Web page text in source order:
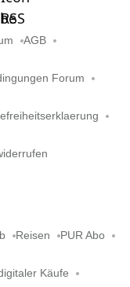
AGB
Forum
Reisen PUR Abo
Käufe